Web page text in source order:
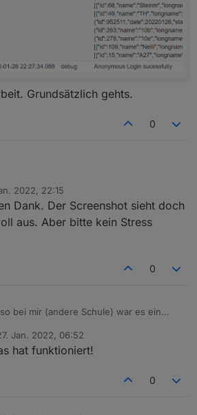
Grundsätzlich gehts.
0
viel Arbeit. Grundsätzlich gehts.
2022, 22:15
Dank. Der Screenshot sieht doch
aus. Aber bitte kein Stress
0
Jan. 2022, 06:52
von
hat funktioniert!
0